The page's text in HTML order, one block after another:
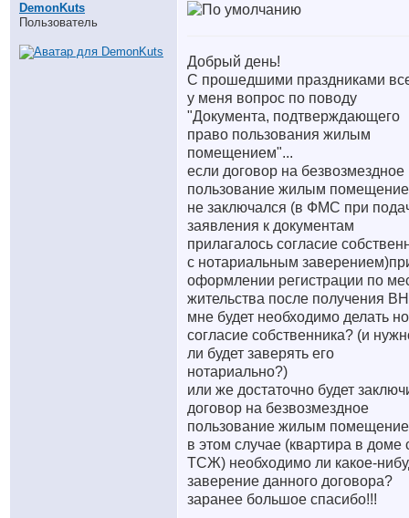
DemonKuts
Пользователь
Добрый день!
С прошедшими праздниками
у меня вопрос по поводу
"Документа, подтверждающего
право пользования жилым
помещением"...
если договор на безвозмездное
пользование жилым
не заключался (в ФМС при
заявления к документам
прилагалось согласие
с нотариальным
оформлении регистрации по
жительства после получения
мне будет необходимо делать
согласие собственника? (и
ли будет заверять его
нотариально?)
или же достаточно будет
договор на безвозмездное
пользование жилым
в этом случае (квартира в доме
ТСЖ) необходимо ли какое-
заверение данного договора?
заранее большое спасибо!!!